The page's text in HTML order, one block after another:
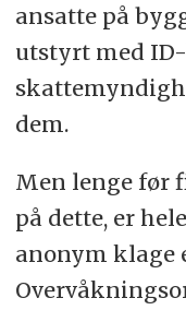
ansatte på
utstyrt med
dem.
Men lenge før
på dette, er
anonym klage